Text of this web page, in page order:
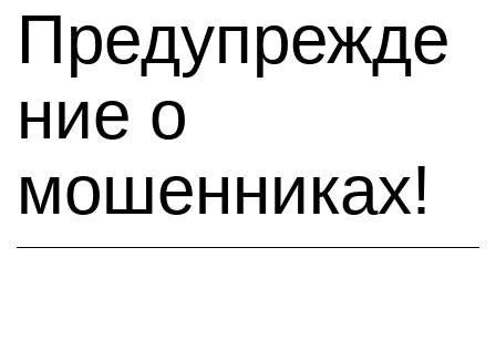
Предупрежде
ние о
мошенниках!